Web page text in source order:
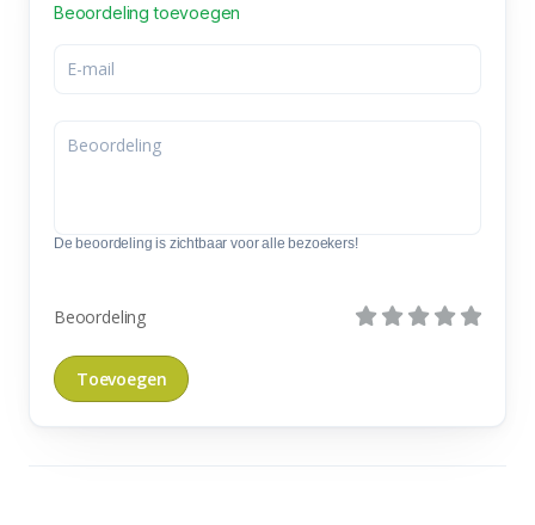
Beoordeling toevoegen
De beoordeling is zichtbaar voor alle bezoekers!
Beoordeling